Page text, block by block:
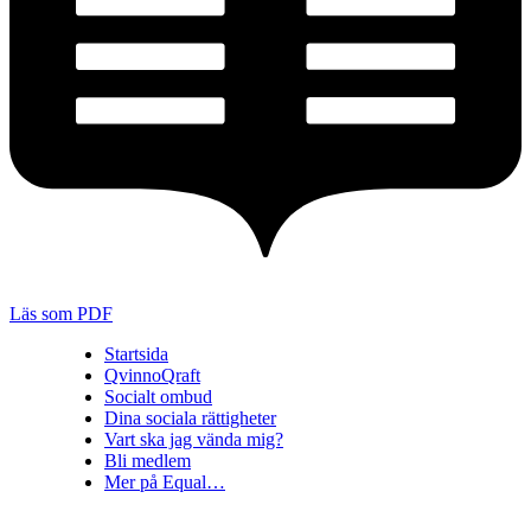
Läs som PDF
Startsida
QvinnoQraft
Socialt ombud
Dina sociala rättigheter
Vart ska jag vända mig?
Bli medlem
Mer på Equal…